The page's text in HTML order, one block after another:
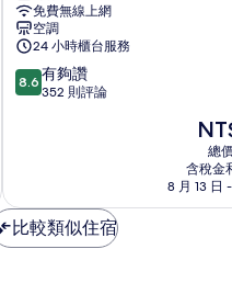
學
產
文
教
會
館
鼓
山
免費無線上網
空調
24 小時櫃台服務
8.6
分，
夠
讚，
352
8.6 有夠讚
352 則評論
現
在
價
格
為
總
含稅金
8 月 13 日
比較類似住宿